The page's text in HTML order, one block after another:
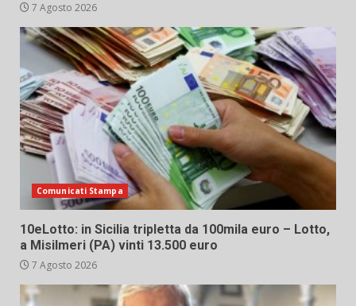
7 Agosto 2026
Comunicati Stampa
10eLotto: in Sicilia tripletta da 100mila euro – Lotto,
a Misilmeri (PA) vinti 13.500 euro
7 Agosto 2026